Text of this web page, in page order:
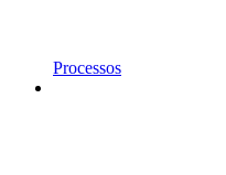
Processos